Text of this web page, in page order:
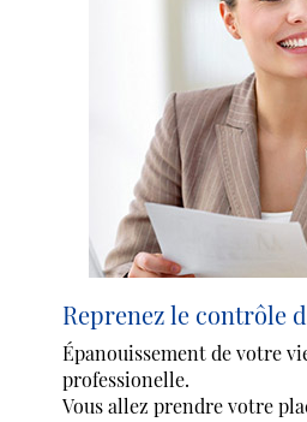
Reprenez le contrôle
Épanouissement de votre
professionelle.
Vous allez prendre votre